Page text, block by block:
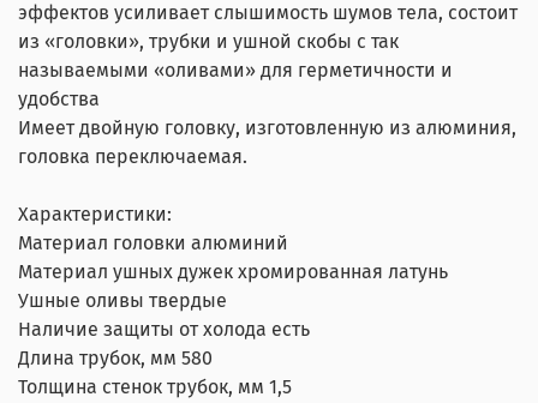
эффектов усиливает слышимость шумов тела, состоит
из «головки», трубки и ушной скобы с так
называемыми «оливами» для герметичности и
удобства
Имеет двойную головку, изготовленную из алюминия,
головка переключаемая.
Характеристики:
Материал головки алюминий
Материал ушных дужек хромированная латунь
Ушные оливы твердые
Наличие защиты от холода есть
Длина трубок, мм 580
Толщина стенок трубок, мм 1,5